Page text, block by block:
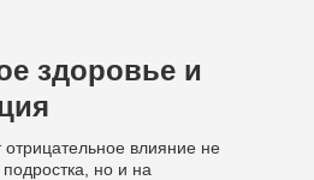
здоровье и
отрицательное влияние не
но и на